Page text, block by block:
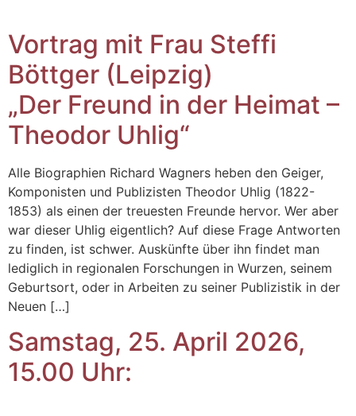
Vortrag mit Frau Steffi
Böttger (Leipzig)
„Der Freund in der Heimat –
Theodor Uhlig“
Alle Biographien Richard Wagners heben den Geiger,
Komponisten und Publizisten Theodor Uhlig (1822-
1853) als einen der treuesten Freunde hervor. Wer aber
war dieser Uhlig eigentlich? Auf diese Frage Antworten
zu finden, ist schwer. Auskünfte über ihn findet man
lediglich in regionalen Forschungen in Wurzen, seinem
Geburtsort, oder in Arbeiten zu seiner Publizistik in der
Neuen […]
Samstag, 25. April 2026,
15.00 Uhr: